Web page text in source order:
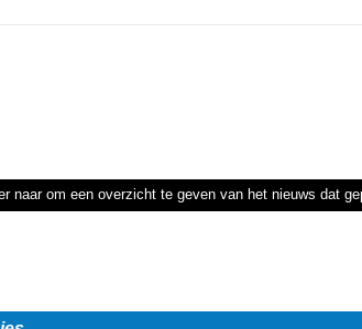
naar om een overzicht te geven van het nieuws dat